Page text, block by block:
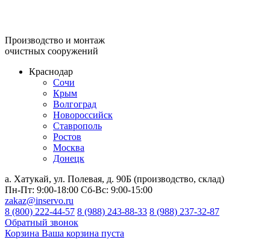
Производство и монтаж
очистных сооружений
Краснодар
Сочи
Крым
Волгоград
Новороссийск
Ставрополь
Ростов
Москва
Донецк
а. Хатукай, ул. Полевая, д. 90Б (производство, склад)
Пн-Пт: 9:00-18:00 Сб-Вс: 9:00-15:00
zakaz@inservo.ru
8 (800) 222-44-57 8 (988) 243-88-33 8 (988) 237-32-87
Обратный звонок
Корзина Ваша корзина пуста